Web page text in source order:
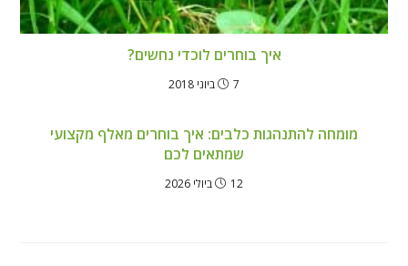
איך בוחרים לוכדי נחשים?
7 ביוני 2018
מומחה להתנהגות כלבים: איך בוחרים מאלף מקצועי
שמתאים לכם
12 ביולי 2026